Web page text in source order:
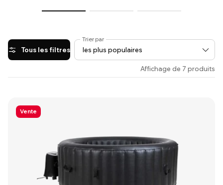
Tous les filtres
Trier par
Affichage de 7 produits
Vente